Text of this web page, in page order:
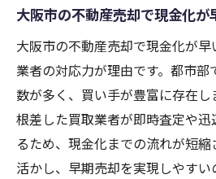
即現金化したい方のた
不動産買取業者の選び方と
大阪市で不動産買取業
不動産売却に強い買取
ランキングや一覧から
悪質な不動産買取業者
大阪市の不動産売却で現金化が
大阪市の不動産売却で現金化が
業者の対応力が理由です。都市
数が多く、買い手が豊富に存在し
根差した買取業者が即時査定や
るため、現金化までの流れが短
活かし、早期売却を実現しやすい